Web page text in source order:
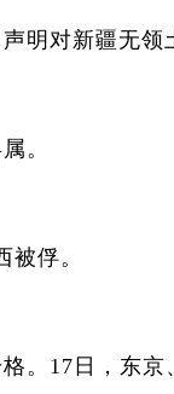
对新疆无领
。
俘。
17日，东京